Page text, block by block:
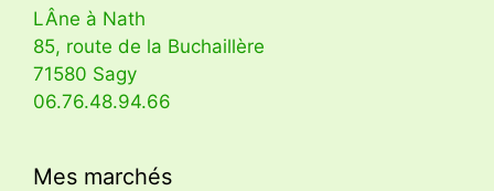
LÂne à Nath
85, route de la Buchaillère
71580 Sagy
06.76.48.94.66
Mes marchés